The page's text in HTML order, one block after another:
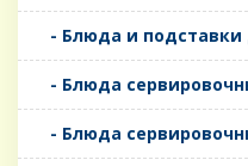
- Блюда и подставки
- Блюда
- Блюда